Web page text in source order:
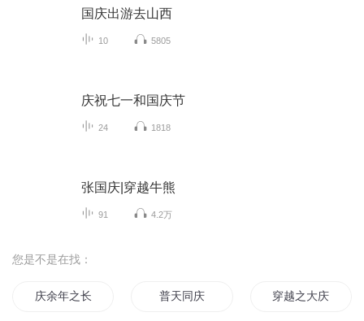
国庆出游去山西
10 5805
庆祝七一和国庆节
24 1818
张国庆|穿越牛熊
91 4.2万
您是不是在找：
庆余年之长歌行 普天同庆 穿越之大庆帝国